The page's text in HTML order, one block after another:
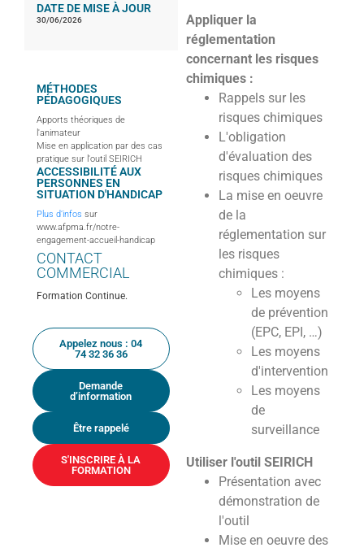
DATE DE MISE À JOUR
30/06/2026
MÉTHODES
PÉDAGOGIQUES
Apports théoriques de
l'animateur
Mise en application par des cas
pratique sur l'outil SEIRICH
ACCESSIBILITÉ AUX
PERSONNES EN
SITUATION D'HANDICAP
Plus d’infos sur
www.afpma.fr/notre-
engagement-accueil-handicap
CONTACT
COMMERCIAL
Formation Continue.
Appelez nous : 04
74 32 36 36
Demande
d’information
Être rappelé
S'INSCRIRE À LA
FORMATION
Appliquer la
réglementation
concernant les risques
chimiques :
Rappels sur les
risques chimiques
L'obligation
d'évaluation des
risques chimiques
La mise en oeuvre
de la
réglementation sur
les risques
chimiques :
Les moyens
de prévention
(EPC, EPI, …)
Les moyens
d'intervention
Les moyens
de
surveillance
Utiliser l'outil SEIRICH
Présentation avec
démonstration de
l'outil
Mise en oeuvre des